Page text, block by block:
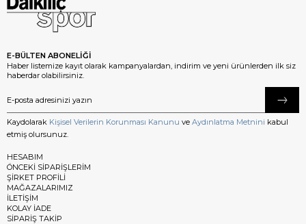
E-BÜLTEN ABONELİĞİ
Haber listemize kayıt olarak kampanyalardan, indirim ve yeni ürünlerden ilk siz
haberdar olabilirsiniz.
Kaydolarak Kişisel Verilerin Korunması Kanunu ve Aydınlatma Metnini kabul
etmiş olursunuz.
HESABIM
ÖNCEKİ SİPARİŞLERİM
ŞİRKET PROFİLİ
MAĞAZALARIMIZ
İLETİŞİM
KOLAY İADE
SİPARİŞ TAKİP